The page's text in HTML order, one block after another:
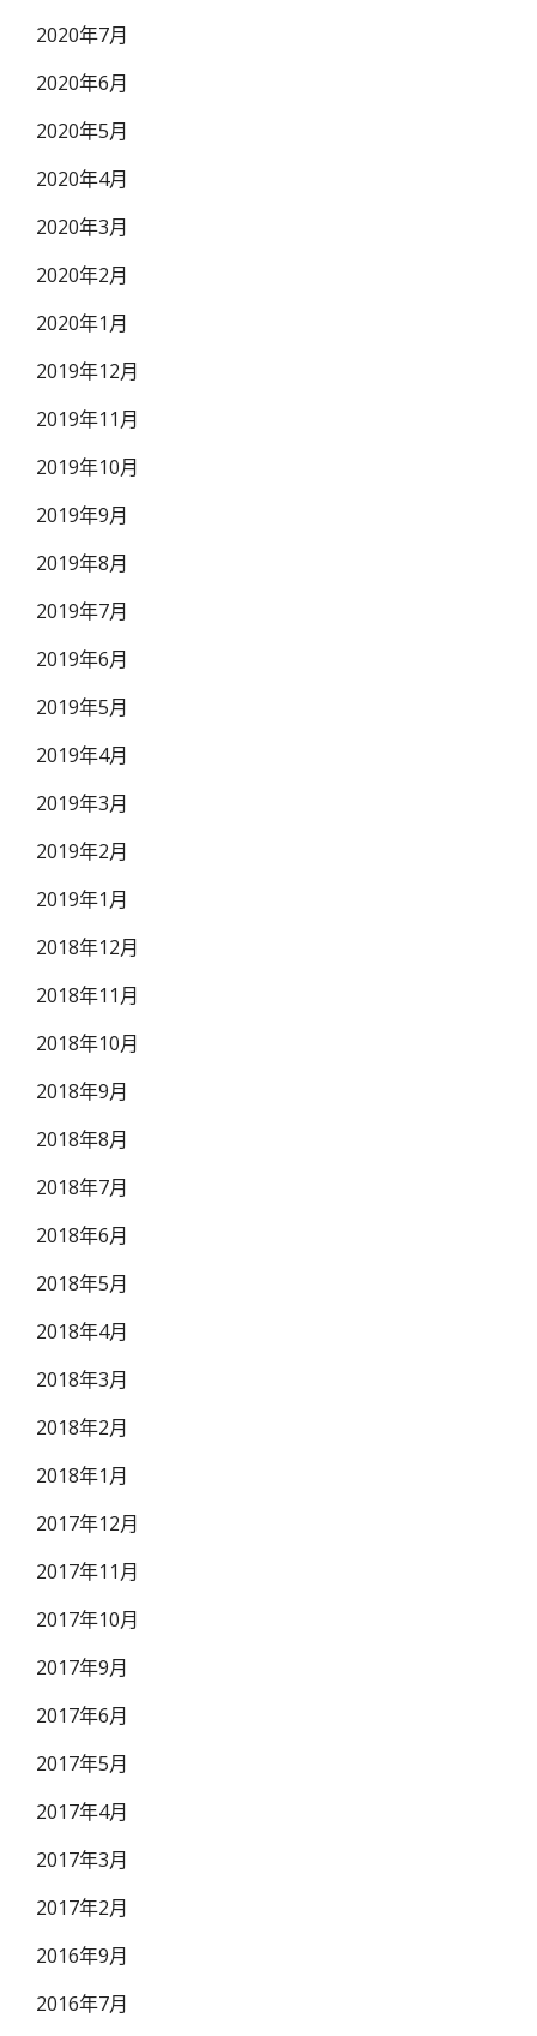
2020年7月
2020年6月
2020年5月
2020年4月
2020年3月
2020年2月
2020年1月
2019年12月
2019年11月
2019年10月
2019年9月
2019年8月
2019年7月
2019年6月
2019年5月
2019年4月
2019年3月
2019年2月
2019年1月
2018年12月
2018年11月
2018年10月
2018年9月
2018年8月
2018年7月
2018年6月
2018年5月
2018年4月
2018年3月
2018年2月
2018年1月
2017年12月
2017年11月
2017年10月
2017年9月
2017年6月
2017年5月
2017年4月
2017年3月
2017年2月
2016年9月
2016年7月